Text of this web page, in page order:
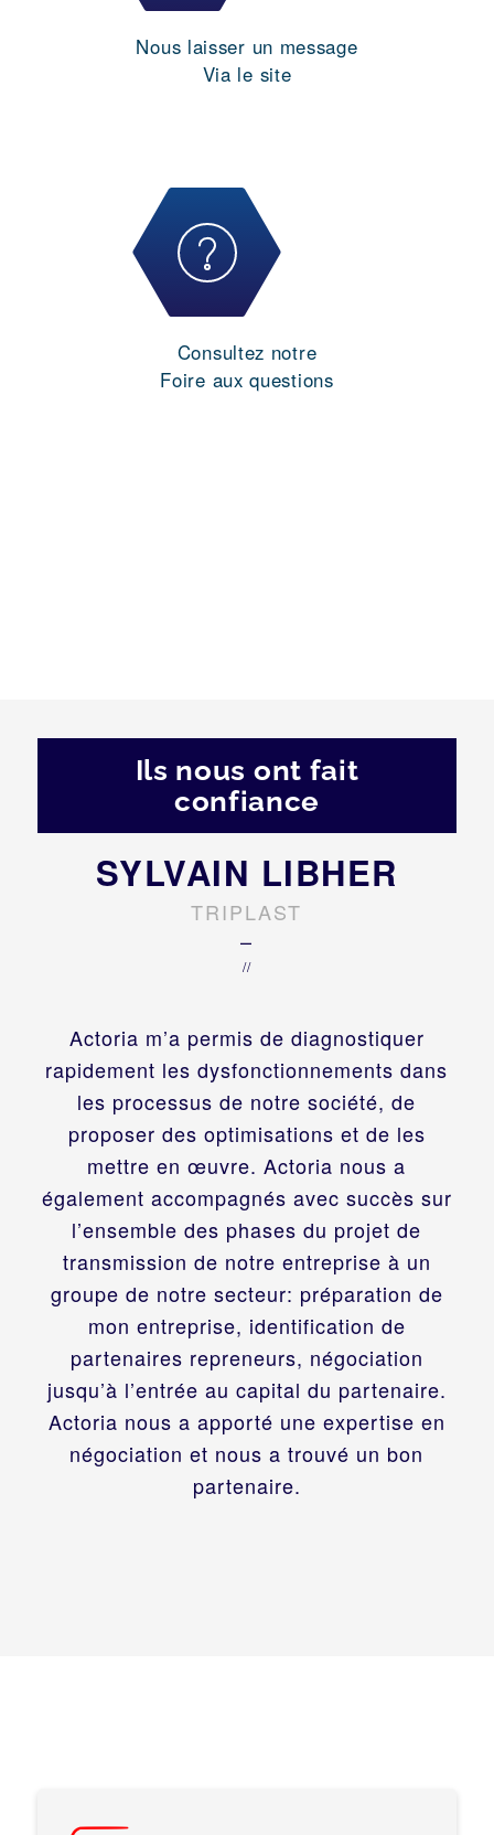
Nous laisser un message
Via le site
Consultez notre
Foire aux questions
Ils nous ont fait
confiance
Actoria m’a permis de diagnostiquer
rapidement les dysfonctionnements dans
les processus de notre société, de
proposer des optimisations et de les
mettre en œuvre. Actoria nous a
également accompagnés avec succès sur
l’ensemble des phases du projet de
transmission de notre entreprise à un
groupe de notre secteur: préparation de
mon entreprise, identification de
partenaires repreneurs, négociation
jusqu’à l’entrée au capital du partenaire.
Actoria nous a apporté une expertise en
négociation et nous a trouvé un bon
partenaire.
SYLVAIN LIBHER
TRIPLAST
–
//